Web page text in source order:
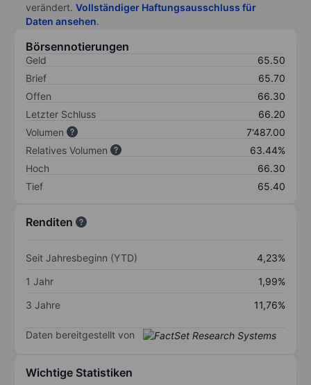
verändert. Vollständiger Haftungsausschluss für
Daten ansehen.
Börsennotierungen
Geld
65.50
Brief
65.70
Offen
66.30
Letzter Schluss
66.20
Volumen
7'487.00
Relatives Volumen
63.44%
Hoch
66.30
Tief
65.40
Renditen
Seit Jahresbeginn (YTD)
4,23%
1 Jahr
1,99%
3 Jahre
11,76%
Daten bereitgestellt von
Wichtige Statistiken